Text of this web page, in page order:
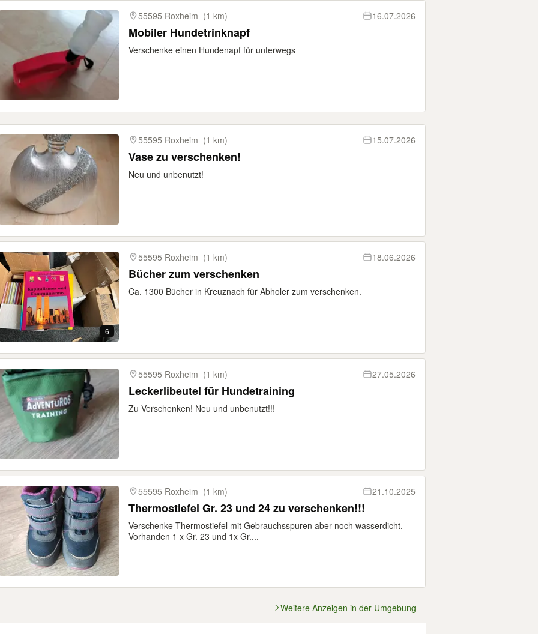
55595 Roxheim (1 km) 16.07.2026
Mobiler Hundetrinknapf
Verschenke einen Hundenapf für unterwegs
55595 Roxheim (1 km) 15.07.2026
Vase zu verschenken!
Neu und unbenutzt!
6
55595 Roxheim (1 km) 18.06.2026
Bücher zum verschenken
Ca. 1300 Bücher in Kreuznach für Abholer zum verschenken.
55595 Roxheim (1 km) 27.05.2026
Leckerlibeutel für Hundetraining
Zu Verschenken! Neu und unbenutzt!!!
55595 Roxheim (1 km) 21.10.2025
Thermostiefel Gr. 23 und 24 zu verschenken!!!
Verschenke Thermostiefel mit Gebrauchsspuren aber noch wasserdicht.
Vorhanden 1 x Gr. 23 und 1x Gr....
Weitere Anzeigen in der Umgebung